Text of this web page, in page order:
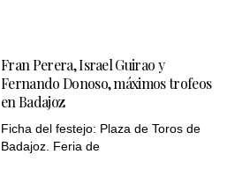
Fran Perera, Israel Guirao y
Fernando Donoso, máximos trofeos
en Badajoz
Ficha del festejo: Plaza de Toros de
Badajoz. Feria de